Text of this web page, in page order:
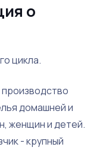
о
цикла.
домашней и
женщин и детей.
- крупный